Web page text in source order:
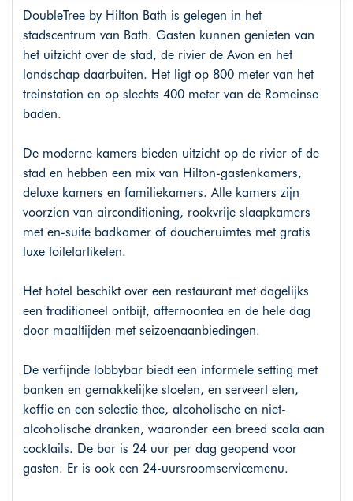
DoubleTree by Hilton Bath is gelegen in het
stadscentrum van Bath. Gasten kunnen genieten van
het uitzicht over de stad, de rivier de Avon en het
landschap daarbuiten. Het ligt op 800 meter van het
treinstation en op slechts 400 meter van de Romeinse
baden.
De moderne kamers bieden uitzicht op de rivier of de
stad en hebben een mix van Hilton-gastenkamers,
deluxe kamers en familiekamers. Alle kamers zijn
voorzien van airconditioning, rookvrije slaapkamers
met en-suite badkamer of doucheruimtes met gratis
luxe toiletartikelen.
Het hotel beschikt over een restaurant met dagelijks
een traditioneel ontbijt, afternoontea en de hele dag
door maaltijden met seizoenaanbiedingen.
De verfijnde lobbybar biedt een informele setting met
banken en gemakkelijke stoelen, en serveert eten,
koffie en een selectie thee, alcoholische en niet-
alcoholische dranken, waaronder een breed scala aan
cocktails. De bar is 24 uur per dag geopend voor
gasten. Er is ook een 24-uursroomservicemenu.